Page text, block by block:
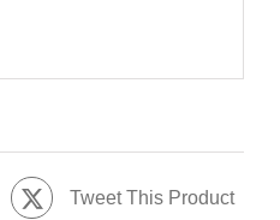
Tweet This Product